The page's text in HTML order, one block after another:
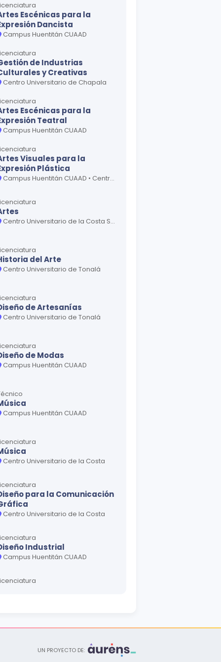
Escénicas para la
Dancista
Campus Huentitán CUAAD
de Industrias
y Creativas
Centro Universitario de Chapala
Escénicas para la
Teatral
Campus Huentitán CUAAD
Visuales para la
Plástica
Campus Huentitán CUAAD • Centro Universitario de la Costa
Centro Universitario de la Costa Sur
del Arte
Centro Universitario de Tonalá
de Artesanías
Centro Universitario de Tonalá
de Modas
Campus Huentitán CUAAD
Campus Huentitán CUAAD
Centro Universitario de la Costa
para la Comunicación
Centro Universitario de la Costa
Industrial
Campus Huentitán CUAAD
Expresión Fotográfica
UN PROYECTO DE: